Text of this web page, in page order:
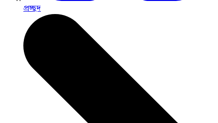
প্রচ্ছদ